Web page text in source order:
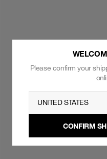
Please confirm your
UNITED STATES
CONFIRM